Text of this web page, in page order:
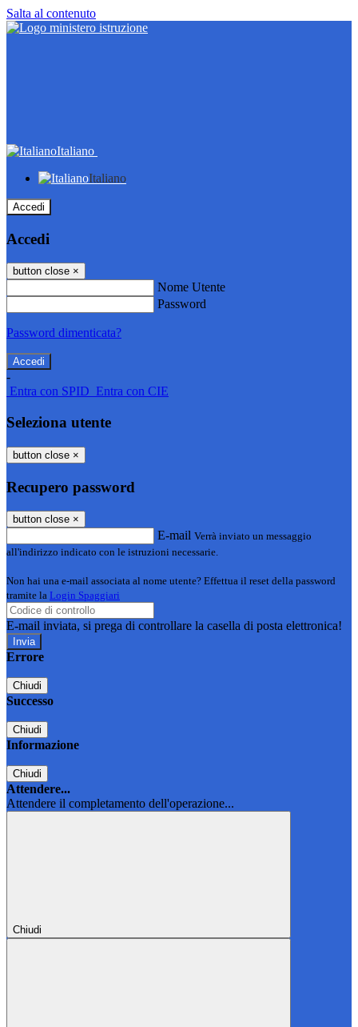
Salta al contenuto
Italiano
Italiano
Accedi
Accedi
button close ×
Nome Utente
Password
Password dimenticata?
-
Entra con SPID Entra con CIE
Seleziona utente
button close ×
Recupero password
button close ×
E-mail Verrà inviato un messaggio
all'indirizzo indicato con le istruzioni necessarie.
Non hai una e-mail associata al nome utente? Effettua il reset della password
tramite la Login Spaggiari
E-mail inviata, si prega di controllare la casella di posta elettronica!
Errore
Chiudi
Successo
Chiudi
Informazione
Chiudi
Attendere...
Attendere il completamento dell'operazione...
Chiudi